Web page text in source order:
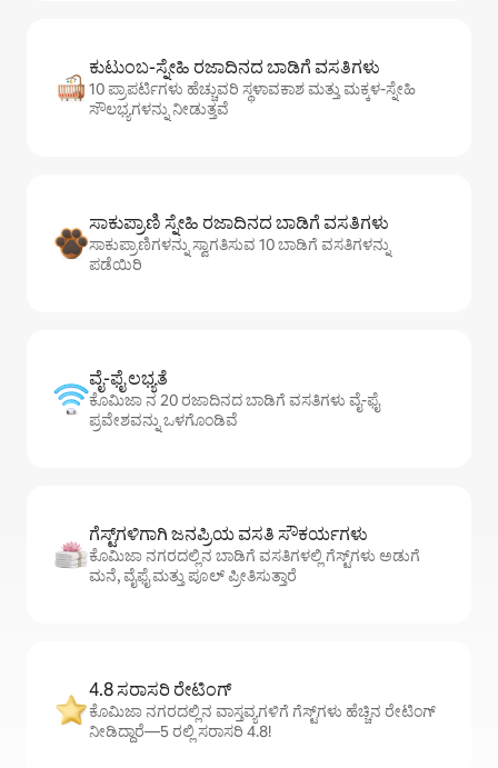
ಕುಟುಂಬ-ಸ್ನೇಹಿ ರಜಾದಿನದ ಬಾಡಿಗೆ ವಸತಿಗಳು
10 ಪ್ರಾಪರ್ಟಿಗಳು ಹೆಚ್ಚುವರಿ ಸ್ಥಳಾವಕಾಶ ಮತ್ತು ಮಕ್ಕಳ-ಸ್ನೇಹಿ
ಸೌಲಭ್ಯಗಳನ್ನು ನೀಡುತ್ತವೆ
ಸಾಕುಪ್ರಾಣಿ ಸ್ನೇಹಿ ರಜಾದಿನದ ಬಾಡಿಗೆ ವಸತಿಗಳು
ಸಾಕುಪ್ರಾಣಿಗಳನ್ನು ಸ್ವಾಗತಿಸುವ 10 ಬಾಡಿಗೆ ವಸತಿಗಳನ್ನು
ಪಡೆಯಿರಿ
ವೈ-ಫೈ ಲಭ್ಯತೆ
ಕೊಮಿಜಾ ನ 20 ರಜಾದಿನದ ಬಾಡಿಗೆ ವಸತಿಗಳು ವೈ-ಫೈ
ಪ್ರವೇಶವನ್ನು ಒಳಗೊಂಡಿವೆ
ಗೆಸ್ಟ್‌ಗಳಿಗಾಗಿ ಜನಪ್ರಿಯ ವಸತಿ ಸೌಕರ್ಯಗಳು
ಕೊಮಿಜಾ ನಗರದಲ್ಲಿನ ಬಾಡಿಗೆ ವಸತಿಗಳಲ್ಲಿ ಗೆಸ್ಟ್‌ಗಳು ಅಡುಗೆ
ಮನೆ, ವೈಫೈ ಮತ್ತು ಪೂಲ್ ಪ್ರೀತಿಸುತ್ತಾರೆ
4.8 ಸರಾಸರಿ ರೇಟಿಂಗ್
ಕೊಮಿಜಾ ನಗರದಲ್ಲಿನ ವಾಸ್ತವ್ಯಗಳಿಗೆ ಗೆಸ್ಟ್‌ಗಳು ಹೆಚ್ಚಿನ ರೇಟಿಂಗ್
ನೀಡಿದ್ದಾರೆ—5 ರಲ್ಲಿ ಸರಾಸರಿ 4.8!